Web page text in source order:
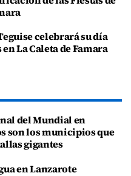
celebrará su día
La Caleta de Famara
del Mundial en
son los municipios que
gigantes
en Lanzarote